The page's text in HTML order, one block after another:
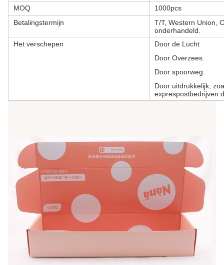
MOQ
1000pcs
Betalingstermijn
T/T, Western Union,
onderhandeld.
Het verschepen
Door de Lucht
Door Overzees.
Door spoorweg
Door uitdrukkelijk,
exprespostbedrijven